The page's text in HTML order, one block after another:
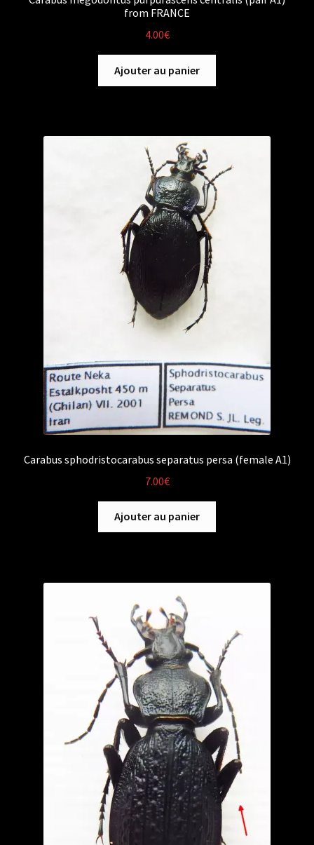
from FRANCE
4.00€
Ajouter au panier
Carabus sphodristocarabus separatus persa (female A1)
7.00€
Ajouter au panier